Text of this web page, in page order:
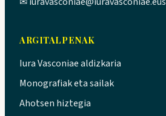
ARGITALPENAK
Iura Vasconiae aldizkaria
Monografiak eta sailak
Ahotsen hiztegia